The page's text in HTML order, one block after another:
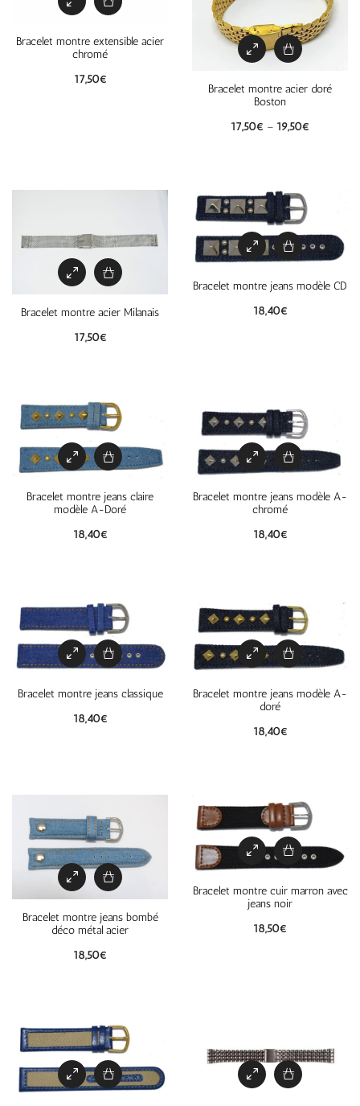
Bracelet montre extensible acier
chromé
17,50€
Bracelet montre acier doré
Boston
17,50€ – 19,50€
Bracelet montre acier Milanais
17,50€
Bracelet montre jeans modèle CD
18,40€
Bracelet montre jeans claire
modèle A-Doré
18,40€
Bracelet montre jeans modèle A-
chromé
18,40€
Bracelet montre jeans classique
18,40€
Bracelet montre jeans modèle A-
doré
18,40€
Bracelet montre jeans bombé
déco métal acier
18,50€
Bracelet montre cuir marron avec
jeans noir
18,50€